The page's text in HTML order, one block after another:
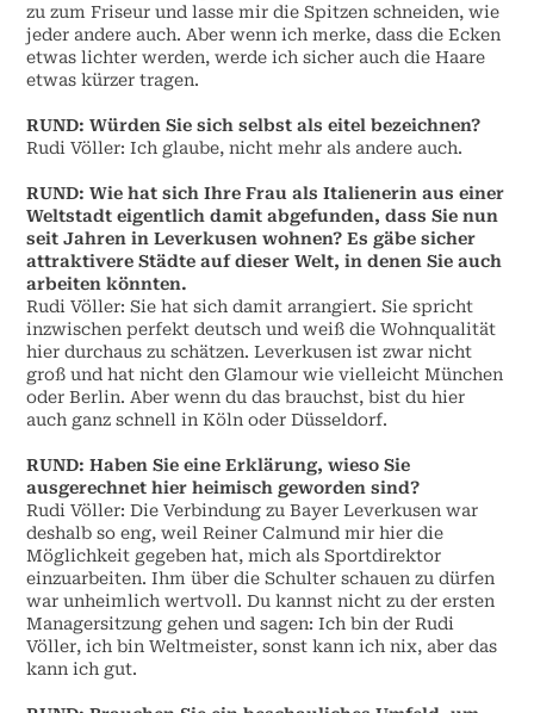
zu zum Friseur und lasse mir die Spitzen schneiden, wie
jeder andere auch. Aber wenn ich merke, dass die Ecken
etwas lichter werden, werde ich sicher auch die Haare
etwas kürzer tragen.
RUND: Würden Sie sich selbst als eitel bezeichnen?
Rudi Völler: Ich glaube, nicht mehr als andere auch.
RUND: Wie hat sich Ihre Frau als Italienerin aus einer
Weltstadt eigentlich damit abgefunden, dass Sie nun
seit Jahren in Leverkusen wohnen? Es gäbe sicher
attraktivere Städte auf dieser Welt, in denen Sie auch
arbeiten könnten.
Rudi Völler: Sie hat sich damit arrangiert. Sie spricht
inzwischen perfekt deutsch und weiß die Wohnqualität
hier durchaus zu schätzen. Leverkusen ist zwar nicht
groß und hat nicht den Glamour wie vielleicht München
oder Berlin. Aber wenn du das brauchst, bist du hier
auch ganz schnell in Köln oder Düsseldorf.
RUND: Haben Sie eine Erklärung, wieso Sie
ausgerechnet hier heimisch geworden sind?
Rudi Völler: Die Verbindung zu Bayer Leverkusen war
deshalb so eng, weil Reiner Calmund mir hier die
Möglichkeit gegeben hat, mich als Sportdirektor
einzuarbeiten. Ihm über die Schulter schauen zu dürfen
war unheimlich wertvoll. Du kannst nicht zu der ersten
Managersitzung gehen und sagen: Ich bin der Rudi
Völler, ich bin Weltmeister, sonst kann ich nix, aber das
kann ich gut.